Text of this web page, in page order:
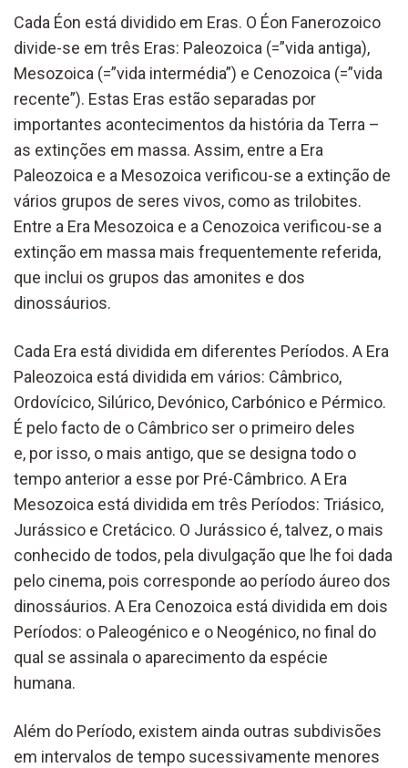
Cada Éon está dividido em Eras. O Éon Fanerozoico
divide-se em três Eras: Paleozoica (=”vida antiga),
Mesozoica (=”vida intermédia”) e Cenozoica (=”vida
recente”). Estas Eras estão separadas por
importantes acontecimentos da história da Terra –
as extinções em massa. Assim, entre a Era
Paleozoica e a Mesozoica verificou-se a extinção de
vários grupos de seres vivos, como as trilobites.
Entre a Era Mesozoica e a Cenozoica verificou-se a
extinção em massa mais frequentemente referida,
que inclui os grupos das amonites e dos
dinossáurios.
Cada Era está dividida em diferentes Períodos. A Era
Paleozoica está dividida em vários: Câmbrico,
Ordovícico, Silúrico, Devónico, Carbónico e Pérmico.
É pelo facto de o Câmbrico ser o primeiro deles
e, por isso, o mais antigo, que se designa todo o
tempo anterior a esse por Pré-Câmbrico. A Era
Mesozoica está dividida em três Períodos: Triásico,
Jurássico e Cretácico. O Jurássico é, talvez, o mais
conhecido de todos, pela divulgação que lhe foi dada
pelo cinema, pois corresponde ao período áureo dos
dinossáurios. A Era Cenozoica está dividida em dois
Períodos: o Paleogénico e o Neogénico, no final do
qual se assinala o aparecimento da espécie
humana.
Além do Período, existem ainda outras subdivisões
em intervalos de tempo sucessivamente menores